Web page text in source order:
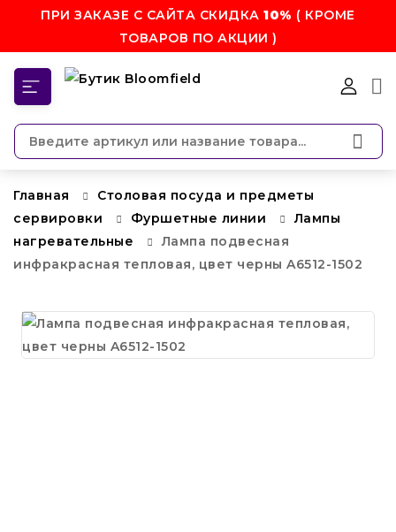
ПРИ ЗАКАЗЕ С САЙТА СКИДКА10% ( КРОМЕ
ТОВАРОВ ПО АКЦИИ )
Главная
Столовая посуда и предметы
сервировки
Фуршетные линии
Лампы
нагревательные
Лампа подвеcная
инфракрасная тепловая, цвет черны A6512-1502